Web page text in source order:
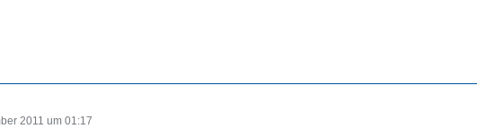
2011 um 01:17